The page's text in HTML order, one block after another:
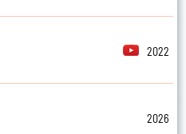
2022
2026